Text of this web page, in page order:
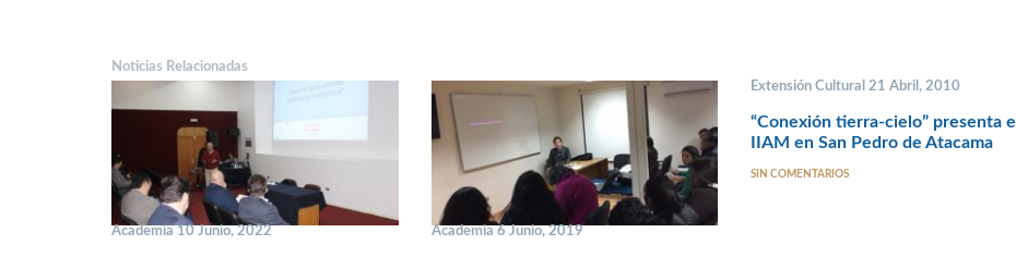
Noticias Relacionadas
Academia 10 Junio, 2022 Academia 6 Junio, 2019
Extensión Cultural 21 Abril, 2010
“Conexión tierra-cielo” presenta el
IIAM en San Pedro de Atacama
SIN COMENTARIOS